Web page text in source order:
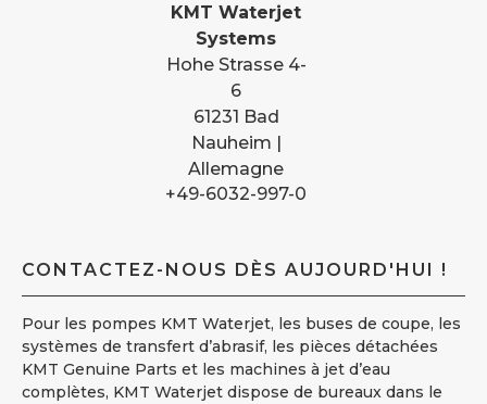
KMT Waterjet
Systems
Hohe Strasse 4-
6
61231 Bad
Nauheim |
Allemagne
+49-6032-997-0
CONTACTEZ-NOUS DÈS AUJOURD'HUI !
Pour les pompes KMT Waterjet, les buses de coupe, les
systèmes de transfert d’abrasif, les pièces détachées
KMT Genuine Parts et les machines à jet d’eau
complètes, KMT Waterjet dispose de bureaux dans le